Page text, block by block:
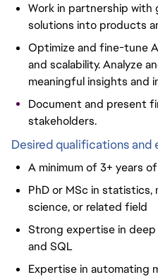
Work in partnership
solutions into products
Optimize and fine-tune
and scalability. Analyze
meaningful insights and
Document and present
stakeholders.
Desired qualifications and
A minimum of 3+ years
PhD or MSc in
science, or related field
Strong expertise in
and SQL
Expertise in automating